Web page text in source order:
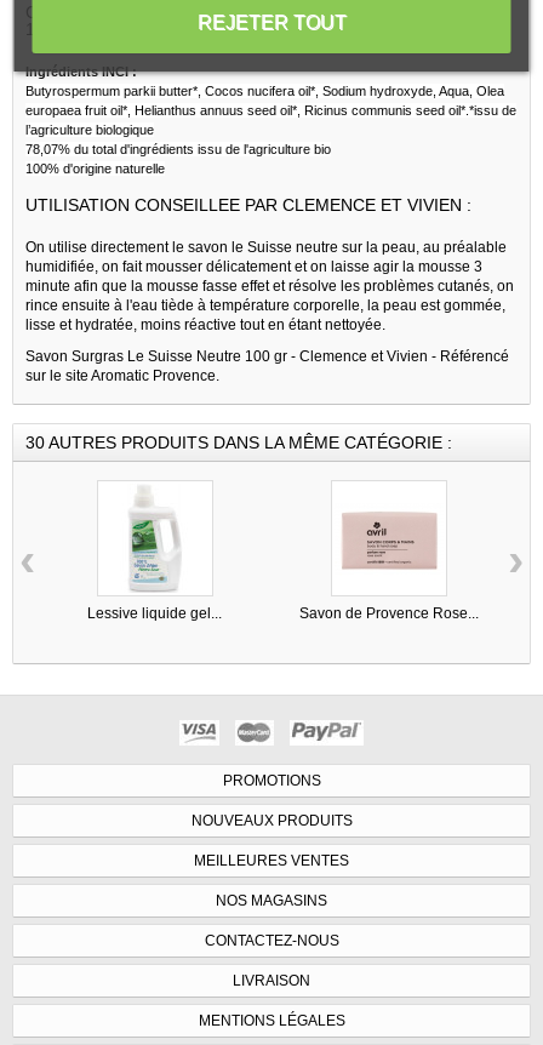
COMPOSITION DU SAVON SURGRAS LE SUISSE NEUTRE
100 GR - CLEMENCE ET VIVIEN :
Ingrédients INCI :
Butyrospermum parkii butter*, Cocos nucifera oil*, Sodium hydroxyde, Aqua, Olea
europaea fruit oil*, Helianthus annuus seed oil*, Ricinus communis seed oil*.*issu de
l’agriculture biologique
78,07% du total d'ingrédients issu de l'agriculture bio
100% d'origine naturelle
UTILISATION CONSEILLEE PAR CLEMENCE ET VIVIEN :
On utilise directement le savon le Suisse neutre sur la peau, au préalable
humidifiée, on fait mousser délicatement et on laisse agir la mousse 3
minute afin que la mousse fasse effet et résolve les problèmes cutanés, on
rince ensuite à l'eau tiède à température corporelle, la peau est gommée,
lisse et hydratée, moins réactive tout en étant nettoyée.
Savon Surgras Le Suisse Neutre 100 gr - Clemence et Vivien - Référencé
sur le site Aromatic Provence.
30 AUTRES PRODUITS DANS LA MÊME CATÉGORIE :
Lessive liquide gel... Savon de Provence Rose...
‹ ›
PROMOTIONS
NOUVEAUX PRODUITS
MEILLEURES VENTES
NOS MAGASINS
CONTACTEZ-NOUS
LIVRAISON
MENTIONS LÉGALES
REJETER TOUT